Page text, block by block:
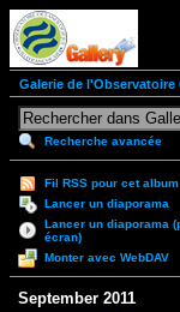
Galerie de
Recherche avancée
Fil RSS pour cet album
Lancer un diaporama
Lancer un diaporama
écran)
Monter avec WebDAV
September 2011